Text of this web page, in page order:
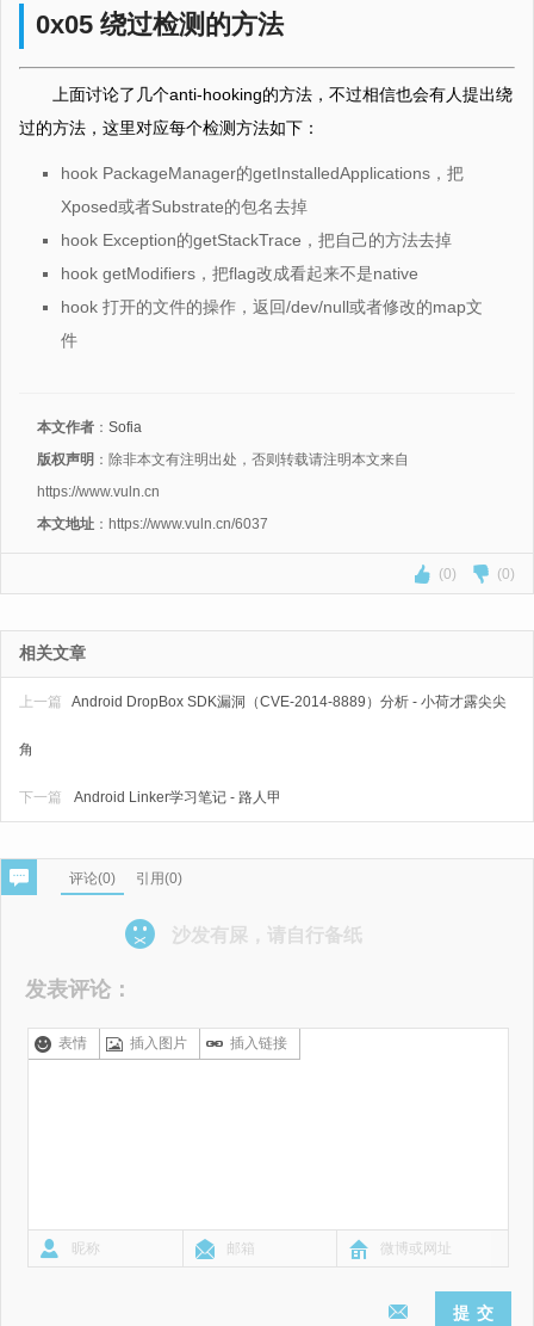
0x05 绕过检测的方法
上面讨论了几个anti-hooking的方法，不过相信也会有人提出绕
过的方法，这里对应每个检测方法如下：
hook PackageManager的getInstalledApplications，把
Xposed或者Substrate的包名去掉
hook Exception的getStackTrace，把自己的方法去掉
hook getModifiers，把flag改成看起来不是native
hook 打开的文件的操作，返回/dev/null或者修改的map文
件
本文作者 ： Sofia
版权声明 ：除非本文有注明出处，否则转载请注明本文来自
https://www.vuln.cn
本文地址 ：https://www.vuln.cn/6037
(0) (0)
相关文章
上一篇 Android DropBox SDK漏洞（CVE-2014-8889）分析 - 小荷才露尖尖
角
Android Linker学习笔记 - 路人甲
下一篇
评论(0) 引用(0)
沙发有屎，请自行备纸
发表评论：
表情 插入图片 插入链接